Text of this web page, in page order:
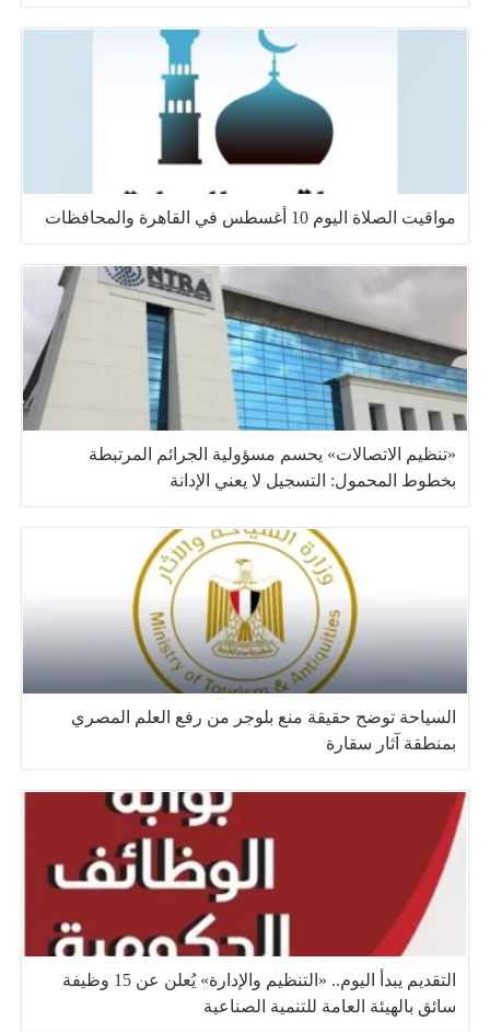
مواقيت الصلاة اليوم 10 أغسطس في القاهرة والمحافظات
«تنظيم الاتصالات» يحسم مسؤولية الجرائم المرتبطة
بخطوط المحمول: التسجيل لا يعني الإدانة
السياحة توضح حقيقة منع بلوجر من رفع العلم المصري
بمنطقة آثار سقارة
التقديم يبدأ اليوم.. «التنظيم والإدارة» يُعلن عن 15 وظيفة
سائق بالهيئة العامة للتنمية الصناعية